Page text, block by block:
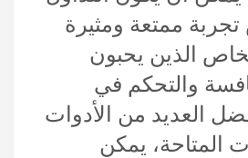
ممتعة ومثيرة
الذين يحبون
والتحكم في
العديد من الأدوات
المتاحة، يمكن